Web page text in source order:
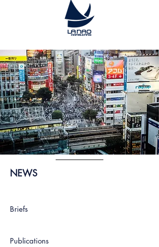
NEWS
Briefs
Publications